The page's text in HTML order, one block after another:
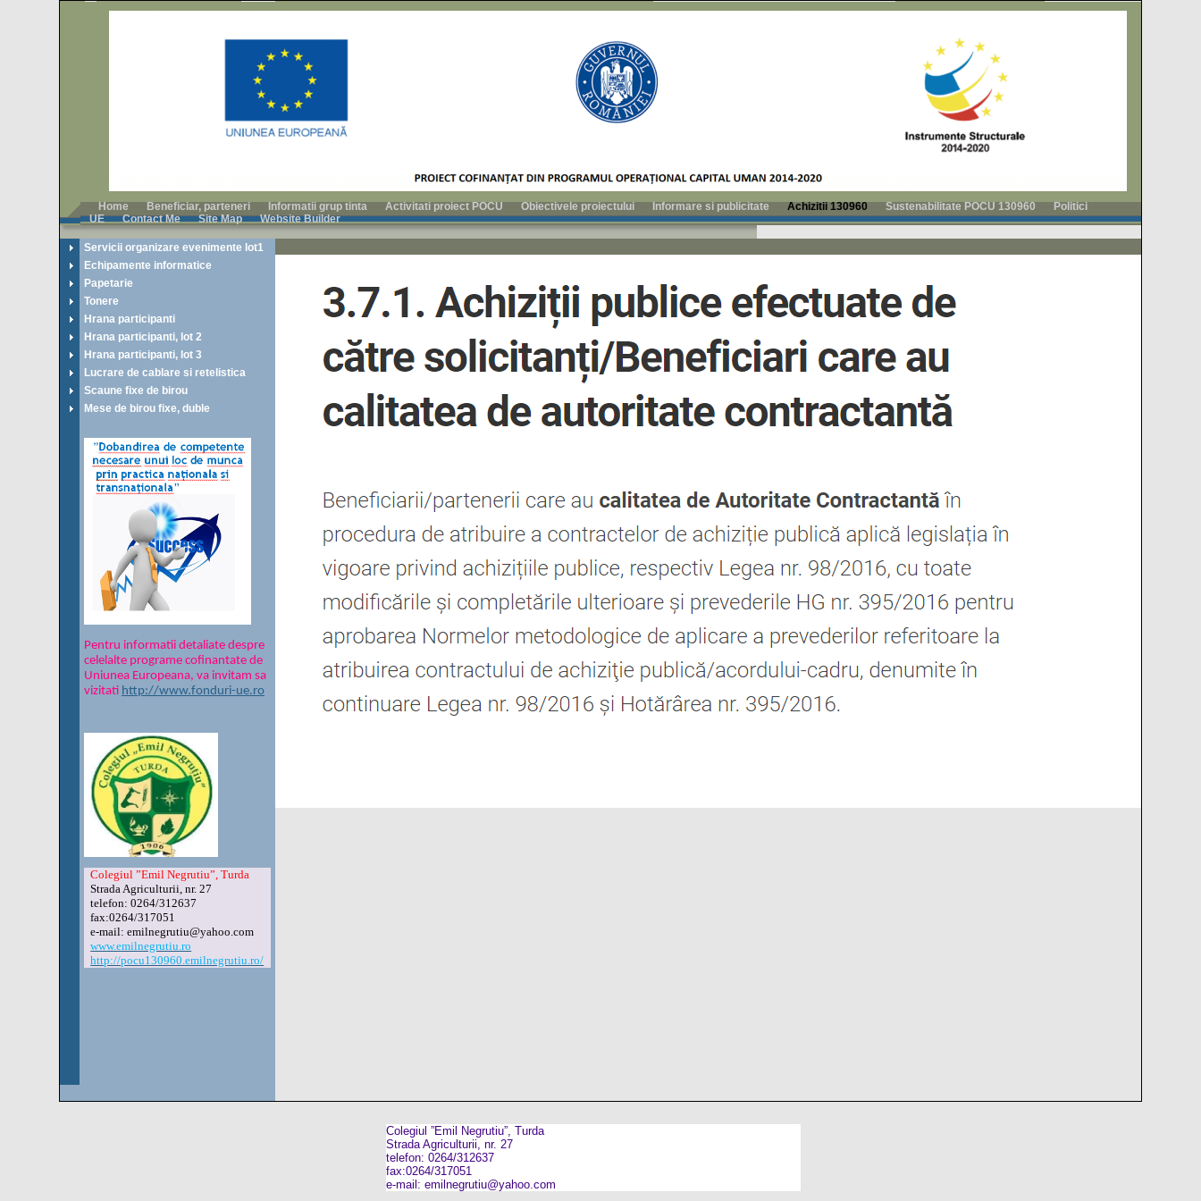
Home Beneficiar, parteneri Informatii grup tinta Activitati proiect POCU Obiectivele proiectului Informare si publicitate Achizitii 130960 Sustenabilitate POCU 130960
Politici
UE
Contact Me Site Map Website Builder
Servicii organizare evenimente lot1
Echipamente informatice
Papetarie
Tonere
Hrana participanti
Hrana participanti, lot 2
Hrana participanti, lot 3
Lucrare de cablare si retelistica
Scaune fixe de birou
Mese de birou fixe, duble
Pentru informatii detaliate despre
celelalte programe cofinantate de
Uniunea Europeana, va invitam sa
vizitati http://www.fonduri-ue.ro
Colegiul ”Emil Negrutiu”, Turda
Strada Agriculturii, nr. 27
telefon: 0264/312637
fax:0264/317051
e-mail: emilnegrutiu@yahoo.com
www.emilnegrutiu.ro
http://pocu130960.emilnegrutiu.ro/
Colegiul ”Emil Negrutiu”, Turda
Strada Agriculturii, nr. 27
telefon: 0264/312637
fax:0264/317051
e-mail: emilnegrutiu@yahoo.com